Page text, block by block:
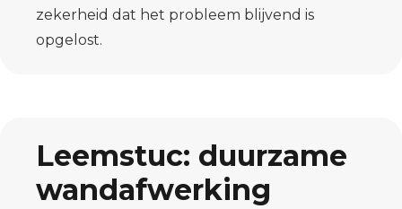
zekerheid dat het probleem blijvend is
opgelost.
Leemstuc: duurzame
wandafwerking